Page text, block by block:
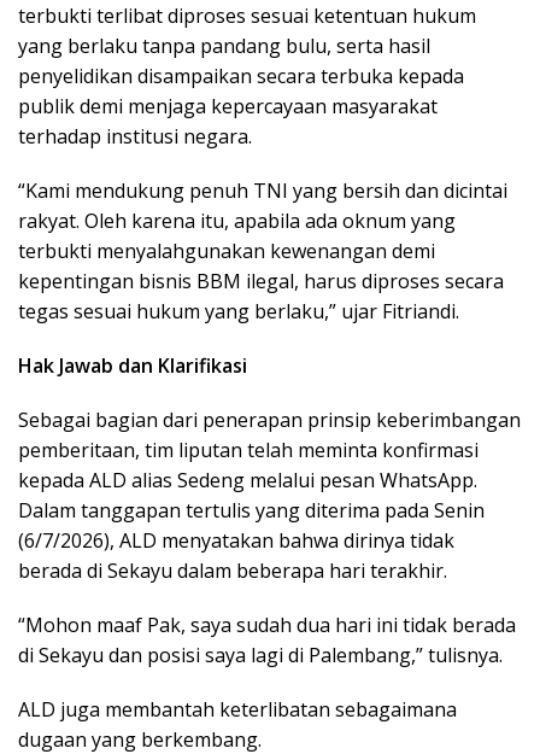
terbukti terlibat diproses sesuai ketentuan hukum
yang berlaku tanpa pandang bulu, serta hasil
penyelidikan disampaikan secara terbuka kepada
publik demi menjaga kepercayaan masyarakat
terhadap institusi negara.
“Kami mendukung penuh TNI yang bersih dan dicintai
rakyat. Oleh karena itu, apabila ada oknum yang
terbukti menyalahgunakan kewenangan demi
kepentingan bisnis BBM ilegal, harus diproses secara
tegas sesuai hukum yang berlaku,” ujar Fitriandi.
Hak Jawab dan Klarifikasi
Sebagai bagian dari penerapan prinsip keberimbangan
pemberitaan, tim liputan telah meminta konfirmasi
kepada ALD alias Sedeng melalui pesan WhatsApp.
Dalam tanggapan tertulis yang diterima pada Senin
(6/7/2026), ALD menyatakan bahwa dirinya tidak
berada di Sekayu dalam beberapa hari terakhir.
“Mohon maaf Pak, saya sudah dua hari ini tidak berada
di Sekayu dan posisi saya lagi di Palembang,” tulisnya.
ALD juga membantah keterlibatan sebagaimana
dugaan yang berkembang.